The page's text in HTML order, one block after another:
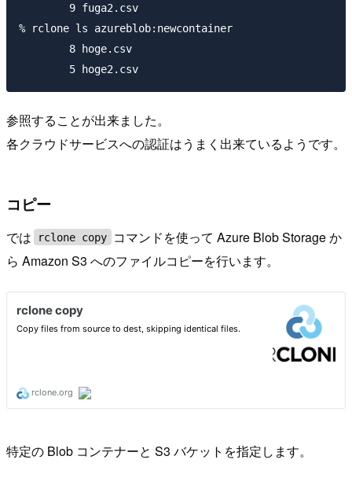
        9 fuga2.csv
% rclone ls azureblob:newcontainer
        8 hoge.csv
参照することが出来ました。
各クラウドサービスへの認証はうまく出来ているようです。
コピー
では rclone copy
コマンドを使って Azure Blob Storage か
ら Amazon S3 へのファイルコピーを行います。
特定の Blob コンテナーと S3 バケットを指定します。